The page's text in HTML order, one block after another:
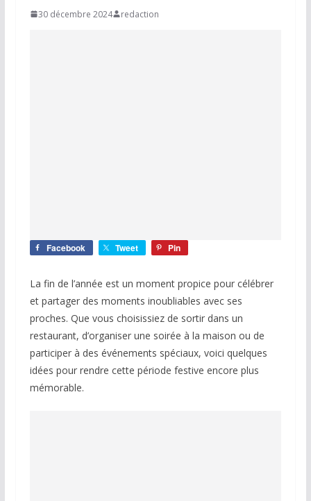
30 décembre 2024 redaction
Facebook Tweet Pin
La fin de l’année est un moment propice pour célébrer
et partager des moments inoubliables avec ses
proches. Que vous choisissiez de sortir dans un
restaurant, d’organiser une soirée à la maison ou de
participer à des événements spéciaux, voici quelques
idées pour rendre cette période festive encore plus
mémorable.